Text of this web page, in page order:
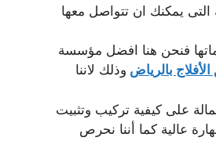
يمكنك ان تتواصل معها
فنحن هنا افضل مؤسسة
بالرياض وذلك لاننا
على كيفية تركيب وتثبيت
عالية كما أننا نحرص